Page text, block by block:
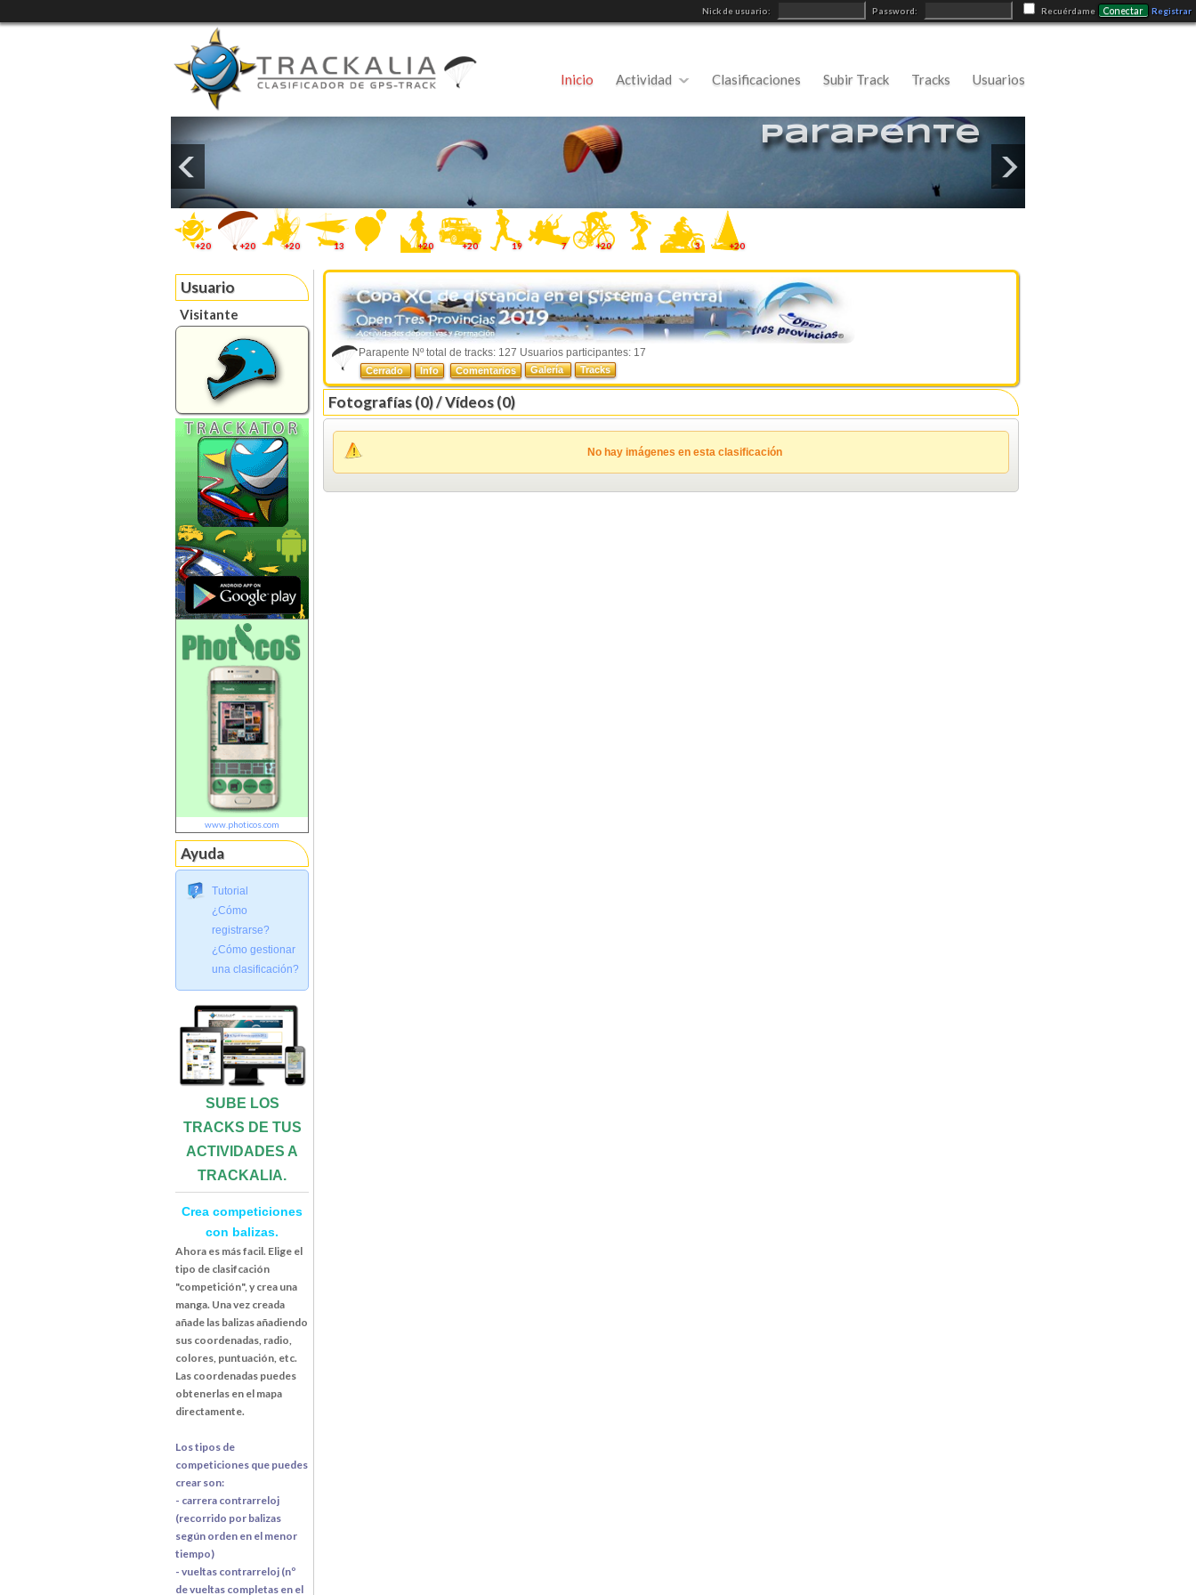
Nick de usuario: Password: Recuérdame Conectar Registrar
Inicio Actividad Clasificaciones Subir Track Tracks Usuarios
Parapente
+20 +20 +20 13 +20 +20 19 7 +20 3 +20
Usuario
Visitante
www.photicos.com
Ayuda
Tutorial
¿Cómo
registrarse?
¿Cómo gestionar
una clasificación?
SUBE LOS
TRACKS DE TUS
ACTIVIDADES A
TRACKALIA.
Crea competiciones
con balizas.
Ahora es más facil. Elige el
tipo de clasifcación
"competición", y crea una
manga. Una vez creada
añade las balizas añadiendo
sus coordenadas, radio,
colores, puntuación, etc.
Las coordenadas puedes
obtenerlas en el mapa
directamente.
Los tipos de
competiciones que puedes
crear son:
- carrera contrarreloj
(recorrido por balizas
según orden en el menor
tiempo)
- vueltas contrarreloj (nº
de vueltas completas en el
Parapente Nº total de tracks: 127 Usuarios participantes: 17
Cerrado Info Comentarios Galería Tracks
Fotografías (0) / Vídeos (0)
No hay imágenes en esta clasificación